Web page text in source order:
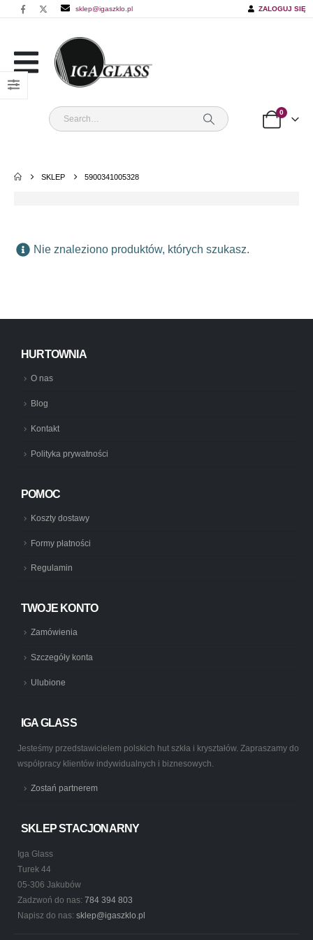
sklep@igaszklo.pl ZALOGUJ SIĘ
0
SKLEP 5900341005328
Nie znaleziono produktów, których szukasz.
HURTOWNIA
O nas
Blog
Kontakt
Polityka prywatności
POMOC
Koszty dostawy
Formy płatności
Regulamin
TWOJE KONTO
Zamówienia
Szczegóły konta
Ulubione
IGA GLASS
Jesteśmy przedstawicielem polskich hut szkła i kryształów. Zapraszamy do
współpracy klientów indywidualnych i biznesowych.
Zostań partnerem
SKLEP STACJONARNY
Iga Glass
Turek 44
05-306 Jakubów
Zadzwoń do nas: 784 394 803
Napisz do nas: sklep@igaszklo.pl